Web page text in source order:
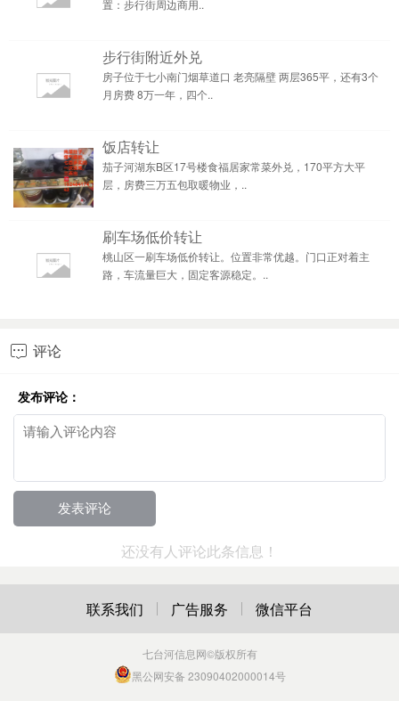
置：步行街周边商用..
步行街附近外兑
房子位于七小南门烟草道口 老亮隔壁 两层365平，还有3个
月房费 8万一年，四个..
饭店转让
茄子河湖东B区17号楼食福居家常菜外兑，170平方大平
层，房费三万五包取暖物业，..
刷车场低价转让
桃山区一刷车场低价转让。位置非常优越。门口正对着主
路，车流量巨大，固定客源稳定。..
 评论
发布评论：
还没有人评论此条信息！
联系我们 广告服务 微信平台
七台河信息网©版权所有
黑公网安备 23090402000014号